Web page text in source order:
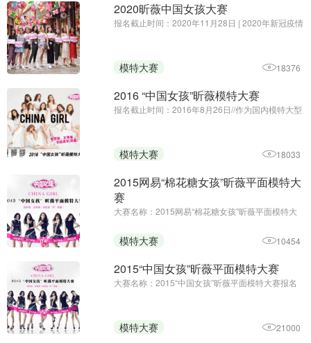
2020昕薇中国女孩大赛
报名截止时间：2020年11月28日 | 2020年新冠疫情
会。
模特大赛 18376
2016 “中国女孩”昕薇模特大赛
报名截止时间：2016年8月26日//作为国内模特大型
业的航母，为 ...
模特大赛 18033
2015网易“棉花糖女孩”昕薇平面模特大
赛
大赛名称：2015网易“棉花糖女孩”昕薇平面模特大
一条 活动名称：“做自己，我是网易棉花糖女孩” 第
二条 举办单位：由2015“中国女孩”昕薇平面模特大
模特大赛 10454
2015“中国女孩”昕薇平面模特大赛
大赛名称：2015“中国女孩”昕薇平面模特大赛报名
女性。 3、身高：160cm ...
模特大赛 21000